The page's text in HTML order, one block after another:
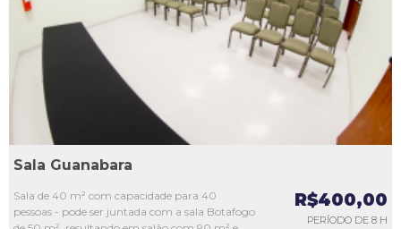
L4
L5
Sala Guanabara
Sala de 40 m² com capacidade para 40
pessoas - pode ser juntada com a sala Botafogo
R$400,00
PERÍODO DE 8 H